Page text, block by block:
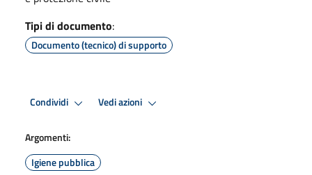
Tipi di documento:
Documento (tecnico) di supporto
Condividi Vedi azioni
Argomenti:
Igiene pubblica